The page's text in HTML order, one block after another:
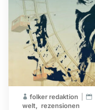
folker redaktion
welt
rezensionen